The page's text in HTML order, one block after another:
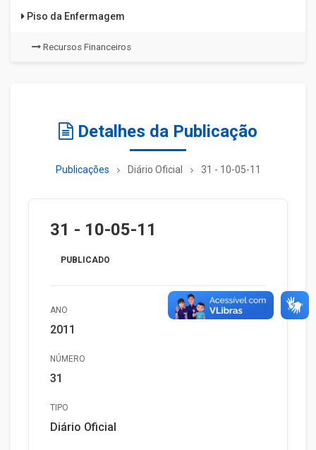
Piso da Enfermagem
Recursos Financeiros
Detalhes da Publicação
Publicações Diário Oficial 31 - 10-05-11
31 - 10-05-11
PUBLICADO
ANO
2011
NÚMERO
31
TIPO
Diário Oficial